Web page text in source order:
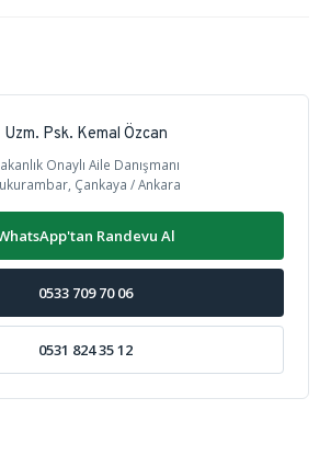
Uzm. Psk. Kemal Özcan
Onaylı Aile Danışmanı
Çankaya / Ankara
Randevu Al
0533 709 70 06
0531 824 35 12